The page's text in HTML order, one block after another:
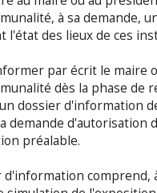
à sa demande,
l'état des lieux de ces
par écrit le maire
dès la phase de
dossier d'information
demande d'autorisation
préalable.
d'information comprend,